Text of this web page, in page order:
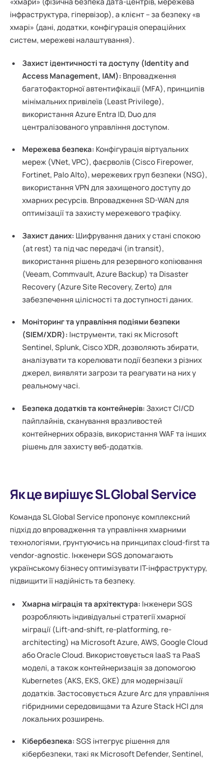
інфраструктура, гіпервізор), а клієнт – за безпеку «в
хмарі» (дані, додатки, конфігурація операційних
систем, мережеві налаштування).
Захист ідентичності та доступу (Identity and
Access Management, IAM): Впровадження
багатофакторної автентифікації (MFA), принципів
мінімальних привілеїв (Least Privilege),
використання Azure Entra ID, Duo для
централізованого управління доступом.
Мережева безпека: Конфігурація віртуальних
мереж (VNet, VPC), фаєрволів (Cisco Firepower,
Fortinet, Palo Alto), мережевих груп безпеки (NSG),
використання VPN для захищеного доступу до
хмарних ресурсів. Впровадження SD-WAN для
оптимізації та захисту мережевого трафіку.
Захист даних: Шифрування даних у стані спокою
(at rest) та під час передачі (in transit),
використання рішень для резервного копіювання
(Veeam, Commvault, Azure Backup) та Disaster
Recovery (Azure Site Recovery, Zerto) для
забезпечення цілісності та доступності даних.
Моніторинг та управління подіями безпеки
(SIEM/XDR): Інструменти, такі як Microsoft
Sentinel, Splunk, Cisco XDR, дозволяють збирати,
аналізувати та корелювати події безпеки з різних
джерел, виявляти загрози та реагувати на них у
реальному часі.
Безпека додатків та контейнерів:Захист CI/CD
пайплайнів, сканування вразливостей
контейнерних образів, використання WAF та інших
рішень для захисту веб-додатків.
Як це вирішує SL Global Service
Команда SL Global Service пропонує комплексний
підхід до впровадження та управління хмарними
технологіями, ґрунтуючись на принципах cloud-first та
vendor-agnostic. Інженери SGS допомагають
українському бізнесу оптимізувати ІТ-інфраструктуру,
підвищити її надійність та безпеку.
Хмарна міграція та архітектура: Інженери SGS
розробляють індивідуальні стратегії хмарної
міграції (Lift-and-shift, re-platforming, re-
architecting) на Microsoft Azure, AWS, Google Cloud
або Oracle Cloud. Використовується IaaS та PaaS
моделі, а також контейнеризація за допомогою
Kubernetes (AKS, EKS, GKE) для модернізації
додатків. Застосовується Azure Arc для управління
гібридними середовищами та Azure Stack HCI для
локальних розширень.
Кібербезпека:SGS інтегрує рішення для
кібербезпеки, такі як Microsoft Defender, Sentinel,